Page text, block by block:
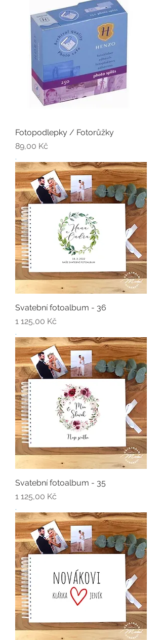
Fotopodlepky / Fotorůžky
Cena
89,00 Kč
.
Svatební fotoalbum - 36
Cena
1 125,00 Kč
.
Svatební fotoalbum - 35
Cena
1 125,00 Kč
.